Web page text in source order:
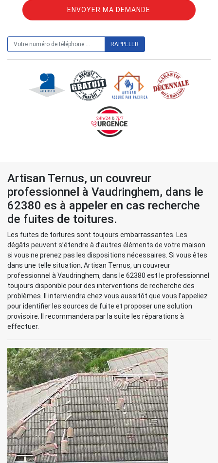
Artisan Ternus, un couvreur
professionnel à Vaudringhem, dans le
62380 es à appeler en cas recherche
de fuites de toitures.
Les fuites de toitures sont toujours embarrassantes. Les
dégâts peuvent s’étendre à d’autres éléments de votre maison
si vous ne prenez pas les dispositions nécessaires. Si vous êtes
dans une telle situation, Artisan Ternus, un couvreur
professionnel à Vaudringhem, dans le 62380 est le professionnel
toujours disponible pour des interventions de recherche des
problèmes. Il interviendra chez vous aussitôt que vous l’appeliez
pour identifier les sources de fuite et proposer une solution
provisoire. Il recommandera par la suite les réparations à
effectuer.